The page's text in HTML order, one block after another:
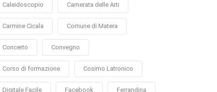
Caleidoscopio Camerata delle Arti
Carmine Cicala Comune di Matera
Concerto Convegno
Corso di formazione Cosimo Latronico
Digitale Facile Facebook Ferrandina